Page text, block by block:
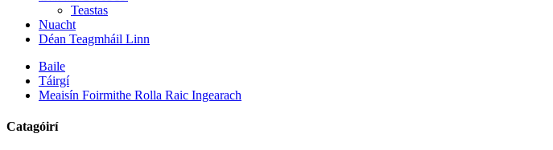
Teastas
Nuacht
Déan Teagmháil Linn
Baile
Táirgí
Meaisín Foirmithe Rolla Raic Ingearach
Catagóirí